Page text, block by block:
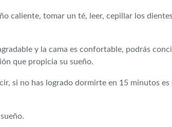
caliente, tomar un té, leer, cepillar los
y la cama es confortable, podrás
que propicia su sueño.
si no has logrado dormirte en 15 minutos